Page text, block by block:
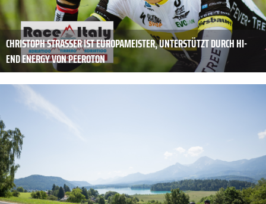
CHRISTOPH STRASSER IST EUROPAMEISTER, UNTERSTÜTZT DURCH HI-
END ENERGY VON PEEROTON